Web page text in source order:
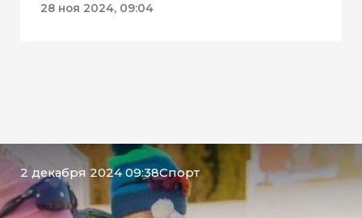
249 рублей
28 ноя 2024, 09:04
2 декабря 2024 09:38Спорт